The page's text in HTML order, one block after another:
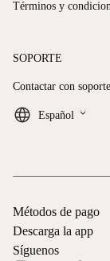
Términos y
SOPORTE
Contactar con soporte
Español keyboard_arrow_down
Métodos de pago
Descarga la app
Síguenos